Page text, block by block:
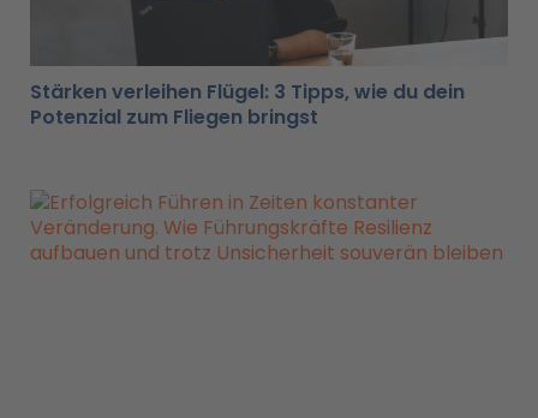
Stärken verleihen Flügel: 3 Tipps, wie du dein
Potenzial zum Fliegen bringst